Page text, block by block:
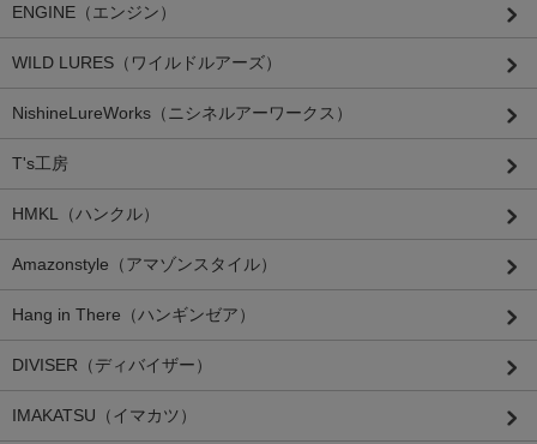
ENGINE（エンジン）
WILD LURES（ワイルドルアーズ）
NishineLureWorks（ニシネルアーワークス）
T's工房
HMKL（ハンクル）
Amazonstyle（アマゾンスタイル）
Hang in There（ハンギンゼア）
DIVISER（ディバイザー）
IMAKATSU（イマカツ）